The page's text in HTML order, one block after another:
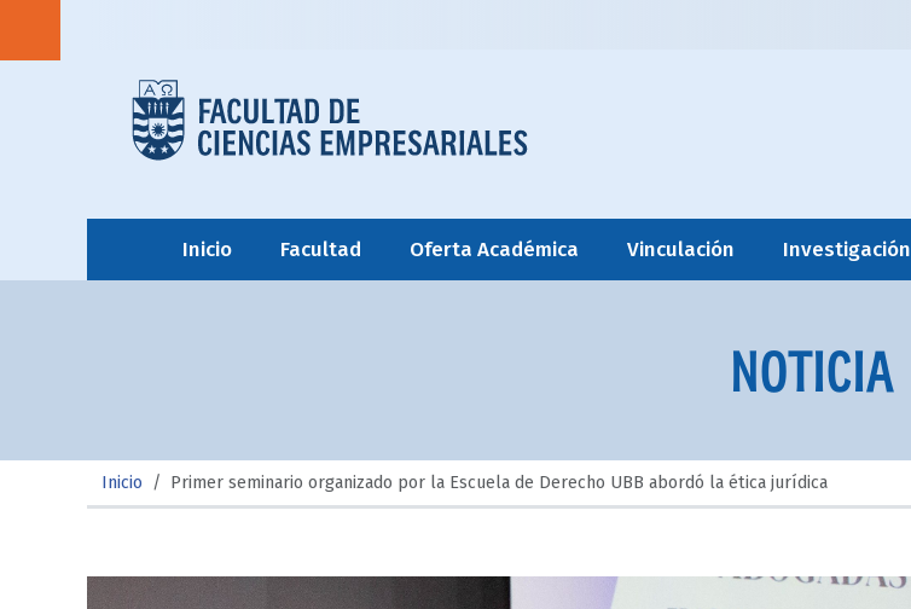
Inicio Facultad Oferta Académica Vinculación Investigación
NOTICIA
Inicio / Primer seminario organizado por la Escuela de Derecho UBB abordó la ética jurídica